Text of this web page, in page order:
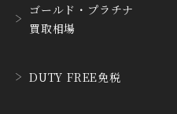
HEINRICH-GEISEN
ハインリッヒ ガイセン
HORAE
ホライ
ゴールド・プラチナ
買取相場
DUTY FREE免税